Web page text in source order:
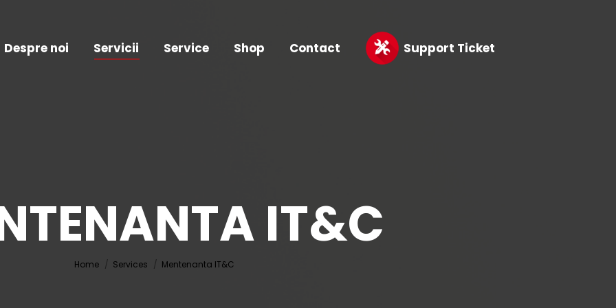
Despre noi Servicii Service Shop Contact Support Ticket
IT&C
You are here:
Home Services Mentenanta IT&C